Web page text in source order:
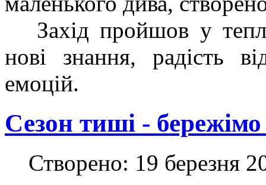
Захід пройшов у
нові знання, радість
емоцій.
Сезон тиші -
Створено: 19 березня